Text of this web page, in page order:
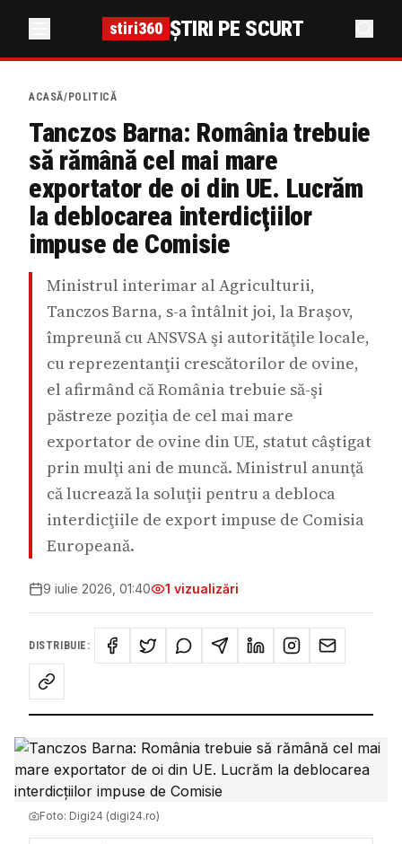
stiri360 ȘTIRI PE SCURT
ACASĂ/ POLITICĂ
Tanczos Barna: România trebuie
să rămână cel mai mare
exportator de oi din UE. Lucrăm
la deblocarea interdicţiilor
impuse de Comisie
Ministrul interimar al Agriculturii,
Tanczos Barna, s-a întâlnit joi, la Braşov,
împreună cu ANSVSA şi autorităţile locale,
cu reprezentanţii crescătorilor de ovine,
el afirmând că România trebuie să-şi
păstreze poziţia de cel mai mare
exportator de ovine din UE, statut câştigat
prin mulţi ani de muncă. Ministrul anunţă
că lucrează la soluţii pentru a debloca
interdicţiile de export impuse de Comisia
Europeană.
9 iulie 2026, 01:40 1 vizualizări
DISTRIBUIE:
Foto: Digi24 (digi24.ro)